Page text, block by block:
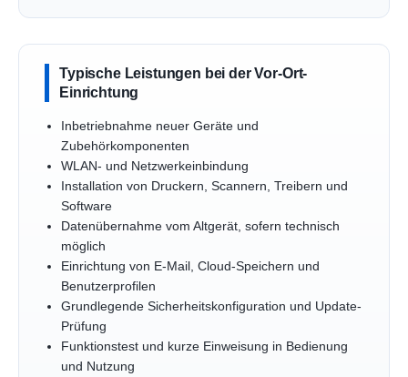
Typische Leistungen bei der Vor-Ort-
Einrichtung
Inbetriebnahme neuer Geräte und
Zubehörkomponenten
WLAN- und Netzwerkeinbindung
Installation von Druckern, Scannern, Treibern und
Software
Datenübernahme vom Altgerät, sofern technisch
möglich
Einrichtung von E-Mail, Cloud-Speichern und
Benutzerprofilen
Grundlegende Sicherheitskonfiguration und Update-
Prüfung
Funktionstest und kurze Einweisung in Bedienung
und Nutzung